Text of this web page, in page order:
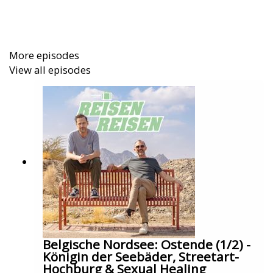
euch zartes Wagyu-Steak, Soba-Nudeln aus
Buchweizen, Baumrinde in Tempeln oder das
unglaublich leckere Macha Parfait und andere
fantastische Nachspeisen. Es gibt leicht frittiertes,
gegorene Sojabohnen, Wasabi-Oktopus mit Schleim
(!) und immer die passende Geschichte dazu. Wie ihr
es von uns erwartet: Essen als Abenteuer und viele
neue Einblicke in ein Land, das mit jeder Mahlzeit
spannender wird.
More episodes
View all episodes
Belgische Nordsee: Ostende (1/2) -
Königin der Seebäder, Streetart-
Hochburg & Sexual Healing